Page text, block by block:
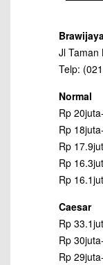
Jl Taman
Telp:
Normal
Rp
Rp
Rp
Rp
Rp
Caesar
Rp
Rp
Rp